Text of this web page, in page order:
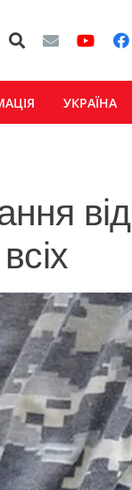
УКРАЇНА
від